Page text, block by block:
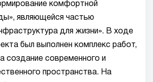
комфортной
являющейся частью
для жизни». В ходе
был выполнен комплекс работ,
создание современного и
пространства. На